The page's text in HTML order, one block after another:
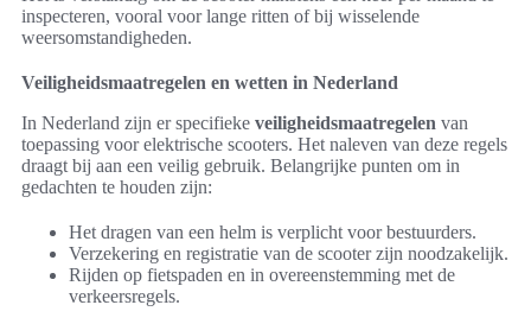
inspecteren, vooral voor lange ritten of bij wisselende
weersomstandigheden.
Veiligheidsmaatregelen en wetten in Nederland
In Nederland zijn er specifieke veiligheidsmaatregelen van
toepassing voor elektrische scooters. Het naleven van deze regels
draagt bij aan een veilig gebruik. Belangrijke punten om in
gedachten te houden zijn:
Het dragen van een helm is verplicht voor bestuurders.
Verzekering en registratie van de scooter zijn noodzakelijk.
Rijden op fietspaden en in overeenstemming met de
verkeersregels.